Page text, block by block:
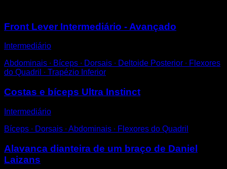
Front Lever Intermediário - Avançado
Intermediário
Abdominais ∙ Bíceps ∙ Dorsais ∙ Deltoide Posterior ∙ Flexores
do Quadril ∙ Trapézio Inferior
Costas e bíceps Ultra Instinct
Intermediário
Bíceps ∙ Dorsais ∙ Abdominais ∙ Flexores do Quadril
Alavanca dianteira de um braço de Daniel
Laizans